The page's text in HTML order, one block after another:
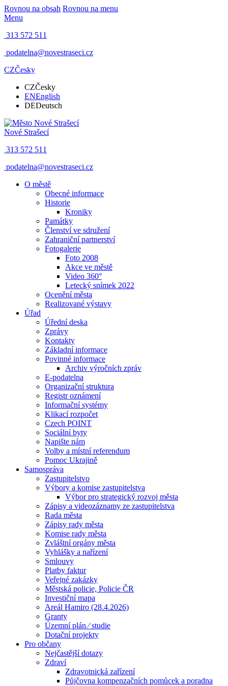
Rovnou na obsah Rovnou na menu
Menu
313 572 511
podatelna@novestraseci.cz
CZČesky
CZČesky
ENEnglish
DEDeutsch
Nové Strašecí
313 572 511
podatelna@novestraseci.cz
O městě
Obecné informace
Historie
Kroniky
Památky
Členství ve sdružení
Zahraniční partnerství
Fotogalerie
Foto 2008
Akce ve městě
Video 360°
Letecký snímek 2022
Ocenění města
Realizované výstavy
Úřad
Úřední deska
Zprávy
Kontakty
Základní informace
Povinné informace
Archiv výročních zpráv
E-podatelna
Organizační struktura
Registr oznámení
Informační systémy
Klikací rozpočet
Czech POINT
Sociální byty
Napište nám
Volby a místní referendum
Pomoc Ukrajině
Samospráva
Zastupitelstvo
Výbory a komise zastupitelstva
Výbor pro strategický rozvoj města
Zápisy a videozáznamy ze zastupitelstva
Rada města
Zápisy rady města
Komise rady města
Zvláštní orgány města
Vyhlášky a nařízení
Smlouvy
Platby faktur
Veřejné zakázky
Městská policie, Policie ČR
Investiční mapa
Areál Hamiro (28.4.2026)
Granty
Územní plán ⁄ studie
Dotační projekty
Pro občany
Nejčastější dotazy
Zdraví
Zdravotnická zařízení
Půjčovna kompenzačních pomůcek a poradna